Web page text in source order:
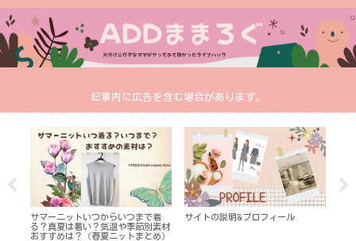
記事内に広告を含む場合があります。
サマーニットいつからいつまで着
る？真夏は暑い？気温や季節別素材
おすすめは？（春夏ニットまとめ）
サイトの説明&プロフィール